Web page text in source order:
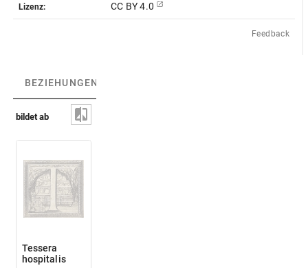
Lizenz: CC BY 4.0
Feedback
BEZIEHUNGEN
bildet ab
Tessera
hospitalis